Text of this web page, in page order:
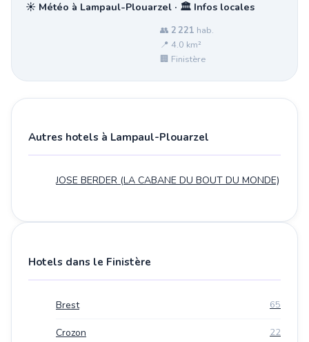
☀️ Météo à Lampaul-Plouarzel · 🏛️ Infos locales
👥 2 221 hab.
📍 4.0 km²
🏢 Finistère
Autres hotels à Lampaul-Plouarzel
JOSE BERDER (LA CABANE DU BOUT DU MONDE)
Hotels dans le Finistère
Brest 65
Crozon 22